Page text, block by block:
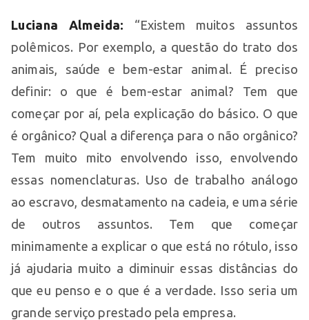
Luciana Almeida: “Existem muitos assuntos
polêmicos. Por exemplo, a questão do trato dos
animais, saúde e bem-estar animal. É preciso
definir: o que é bem-estar animal? Tem que
começar por aí, pela explicação do básico. O que
é orgânico? Qual a diferença para o não orgânico?
Tem muito mito envolvendo isso, envolvendo
essas nomenclaturas. Uso de trabalho análogo
ao escravo, desmatamento na cadeia, e uma série
de outros assuntos. Tem que começar
minimamente a explicar o que está no rótulo, isso
já ajudaria muito a diminuir essas distâncias do
que eu penso e o que é a verdade. Isso seria um
grande serviço prestado pela empresa.